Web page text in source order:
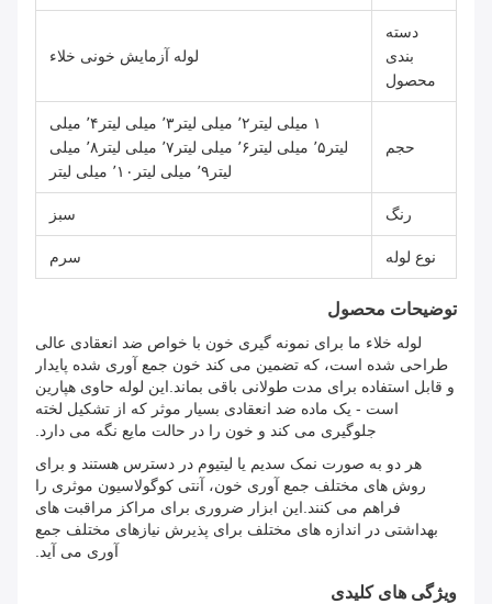
دسته
بندی
محصول
لوله آزمایش خونی خلاء
حجم
۱ میلی لیتر٬۲ میلی لیتر٬۳ میلی لیتر٬۴ میلی
لیتر٬۵ میلی لیتر٬۶ میلی لیتر٬۷ میلی لیتر٬۸ میلی
لیتر٬۹ میلی لیتر٬۱۰ میلی لیتر
رنگ سبز
نوع لوله سرم
توضیحات محصول
لوله خلاء ما برای نمونه گیری خون با خواص ضد انعقادی عالی
طراحی شده است، که تضمین می کند خون جمع آوری شده پایدار
و قابل استفاده برای مدت طولانی باقی بماند.این لوله حاوی هپارین
است - یک ماده ضد انعقادی بسیار موثر که از تشکیل لخته
جلوگیری می کند و خون را در حالت مایع نگه می دارد.
هر دو به صورت نمک سدیم یا لیتیوم در دسترس هستند و برای
روش های مختلف جمع آوری خون، آنتی کوگولاسیون موثری را
فراهم می کنند.این ابزار ضروری برای مراکز مراقبت های
بهداشتی در اندازه های مختلف برای پذیرش نیازهای مختلف جمع
آوری می آید.
ویژگی های کلیدی